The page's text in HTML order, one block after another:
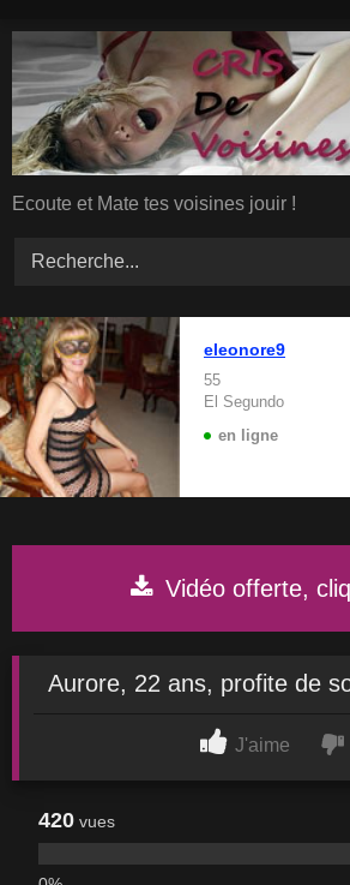
content
Ecoute et Mate tes voisines jouir !
Vidéo offerte,
Aurore, 22 ans, profite de
J'aime
420 vues